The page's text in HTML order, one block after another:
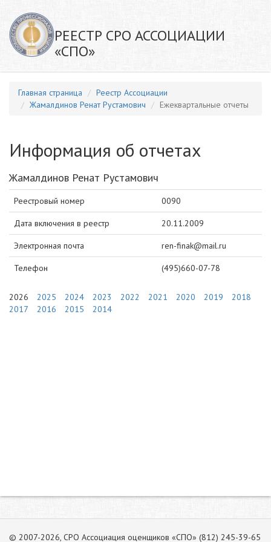
РЕЕСТР СРО АССОЦИАЦИИ
«СПО»
Главная страница
Реестр Ассоциации
Жамалдинов Ренат Рустамович
Ежеквартальные отчеты
Информация об отчетах
Жамалдинов Ренат Рустамович
Реестровый номер 0090
Дата включения в реестр 20.11.2009
Электронная почта ren-finak@mail.ru
Телефон (495)660-07-78
2026 2025 2024 2023 2022 2021 2020 2019
2018
2017
2016 2015 2014
© 2007-2026, СРО Ассоциация оценщиков «СПО» (812) 245-39-65